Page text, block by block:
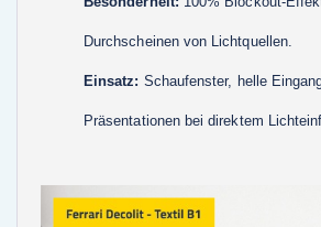
Durchscheinen von Lichtquellen.
Einsatz: Schaufenster, helle
Präsentationen bei direktem